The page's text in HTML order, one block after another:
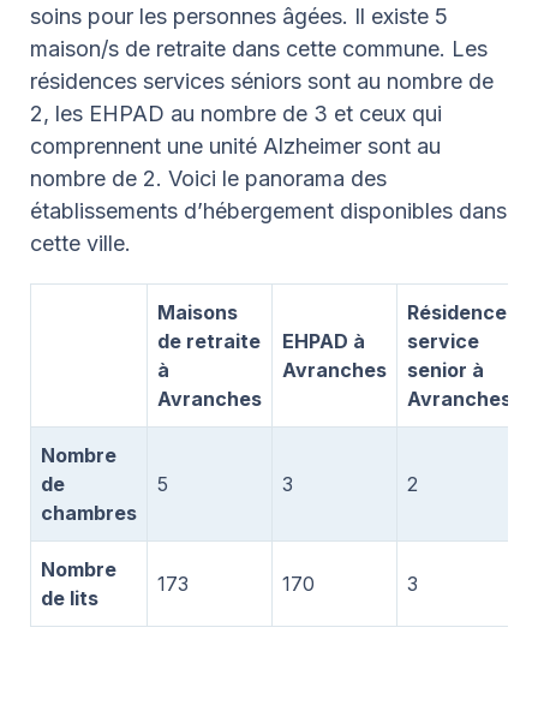
soins pour les personnes âgées. Il existe 5
maison/s de retraite dans cette commune. Les
résidences services séniors sont au nombre de
2, les EHPAD au nombre de 3 et ceux qui
comprennent une unité Alzheimer sont au
nombre de 2. Voici le panorama des
établissements d’hébergement disponibles dans
cette ville.
Maisons
de retraite
à
Avranches
EHPAD à
Avranches
Résidence
service
senior à
Avranches
Nombre
de
chambres
5 3 2
Nombre
de lits
173 170 3